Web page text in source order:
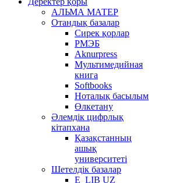
АЛЬМА МАТЕР
Отандық базалар
Сирек қорлар
РМЭБ
Аknurpress
Мультимедийная
книга
Softbooks
Ноталық басылым
Өлкетану
Әлемдік цифрлық
кітапхана
Қазақстанның
ашық
университеті
Шетелдік базалар
E_LIB UZ